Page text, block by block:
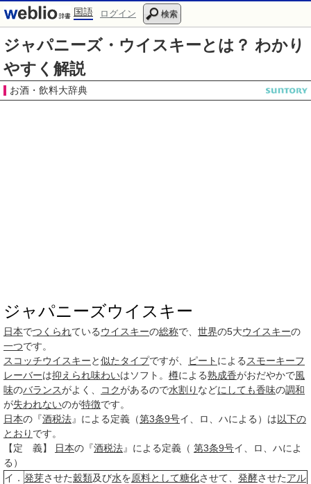
国語 ログイン 検索
ジャパニーズ・ウイスキーとは？ わかり
やすく解説
お酒・飲料大辞典
ジャパニーズウイスキー
日本でつくられているウイスキーの総称で、 世界の5大ウイスキーの
一つです。
スコッチウイスキーと似た タイプですが、 ピート による スモーキーフ
レーバーは抑えられ味わいはソフト。 樽による熟成香がおだやかで風
味のバランスがよく、 コクがあるので水割り などにしても香味の調和
が失われないのが特徴です。
日本の『酒税法』による定義（第3条9号イ、ロ、ハによる）は以下の
とおり です。
【定 義】
日本の『酒税法』による定義（ 第3条9号イ、ロ、ハによ
る）
イ． 発芽させた穀類及び水を原料として糖化させて、 発酵させたアル